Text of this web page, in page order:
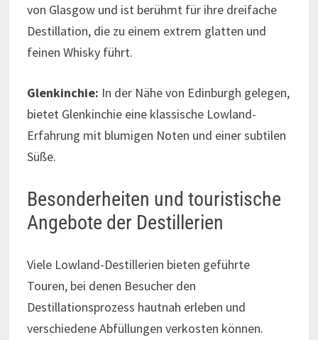
von Glasgow und ist berühmt für ihre dreifache
Destillation, die zu einem extrem glatten und
feinen Whisky führt.
Glenkinchie: In der Nähe von Edinburgh gelegen,
bietet Glenkinchie eine klassische Lowland-
Erfahrung mit blumigen Noten und einer subtilen
Süße.
Besonderheiten und touristische
Angebote der Destillerien
Viele Lowland-Destillerien bieten geführte
Touren, bei denen Besucher den
Destillationsprozess hautnah erleben und
verschiedene Abfüllungen verkosten können.